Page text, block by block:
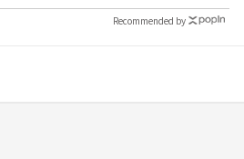
Recommended by